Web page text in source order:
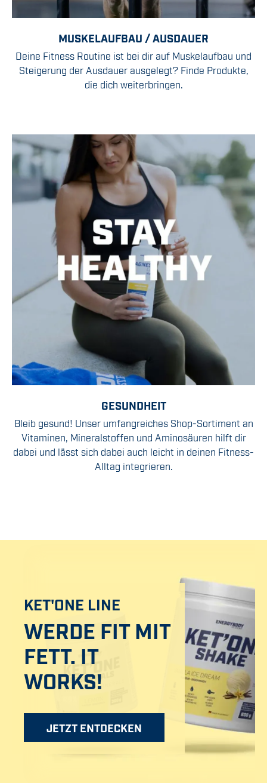
MUSKELAUFBAU / AUSDAUER
Deine Fitness Routine ist bei dir auf Muskelaufbau und
Steigerung der Ausdauer ausgelegt? Finde Produkte,
die dich weiterbringen.
GESUNDHEIT
Bleib gesund! Unser umfangreiches Shop-Sortiment an
Vitaminen, Mineralstoffen und Aminosäuren hilft dir
dabei und lässt sich dabei auch leicht in deinen Fitness-
Alltag integrieren.
KET'ONE LINE
WERDE FIT MIT
FETT. IT
WORKS!
JETZT ENTDECKEN